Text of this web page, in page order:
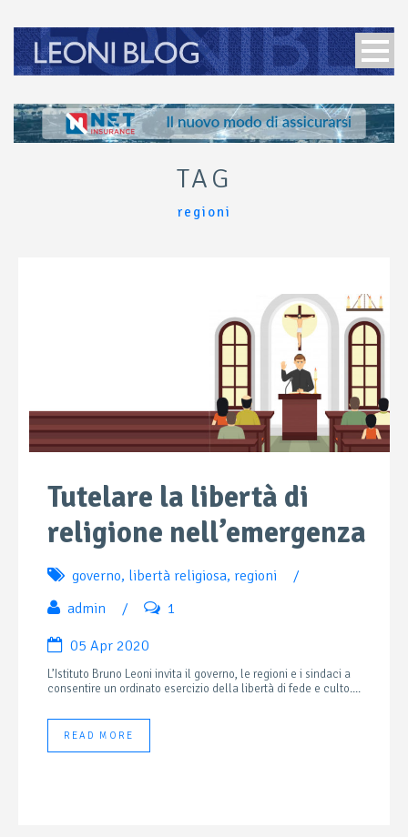
TAG
regioni
Tutelare la libertà di
religione nell’emergenza
governo, libertà religiosa, regioni
/
admin
/ 1
05 Apr 2020
L’Istituto Bruno Leoni invita il governo, le regioni e i sindaci a
consentire un ordinato esercizio della libertà di fede e culto....
READ MORE